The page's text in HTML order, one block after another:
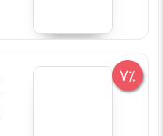
7%